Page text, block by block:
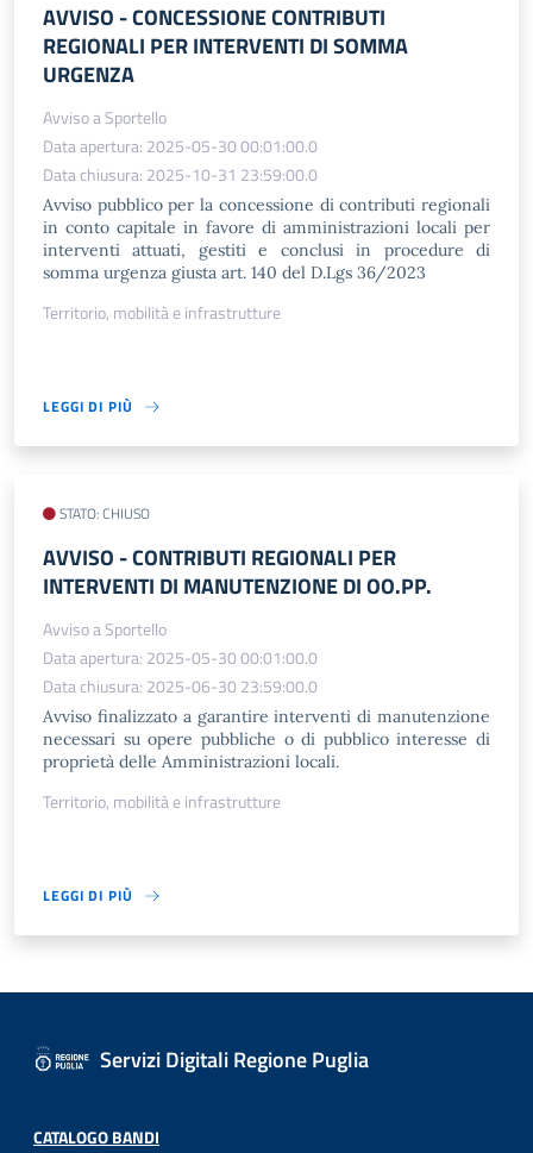
AVVISO​ - CONCESSIONE CONTRIBUTI
REGIONALI PER INTERVENTI DI SOMMA
URGENZA
Avviso a Sportello
Data apertura: 2025-05-30 00:01:00.0
Data chiusura: 2025-10-31 23:59:00.0
Avviso pubblico per la concessione di contributi regionali
in conto capitale in favore di amministrazioni locali per
interventi attuati, gestiti e conclusi in procedure di
somma urgenza giusta art. 140 del D.Lgs 36/2023
Territorio, mobilità e infrastrutture
LEGGI DI PIÙ
STATO: CHIUSO
AVVISO - CONTRIBUTI REGIONALI PER
INTERVENTI DI MANUTENZIONE DI OO.PP.
Avviso a Sportello
Data apertura: 2025-05-30 00:01:00.0
Data chiusura: 2025-06-30 23:59:00.0
Avviso finalizzato a garantire interventi di manutenzione
necessari su opere pubbliche o di pubblico interesse di
proprietà delle Amministrazioni locali.
Territorio, mobilità e infrastrutture
LEGGI DI PIÙ
Servizi Digitali Regione Puglia
CATALOGO BANDI